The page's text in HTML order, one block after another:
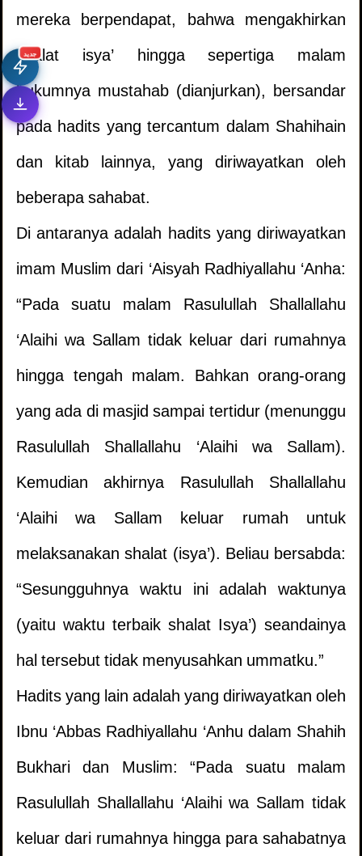
جديد
mereka berpendapat, bahwa mengakhirkan
shalat isya’ hingga sepertiga malam
hukumnya mustahab (dianjurkan), bersandar
pada hadits yang tercantum dalam Shahihain
dan kitab lainnya, yang diriwayatkan oleh
beberapa sahabat.
Di antaranya adalah hadits yang diriwayatkan
imam Muslim dari ‘Aisyah Radhiyallahu ‘Anha:
“Pada suatu malam Rasulullah Shallallahu
‘Alaihi wa Sallam tidak keluar dari rumahnya
hingga tengah malam. Bahkan orang-orang
yang ada di masjid sampai tertidur (menunggu
Rasulullah Shallallahu ‘Alaihi wa Sallam).
Kemudian akhirnya Rasulullah Shallallahu
‘Alaihi wa Sallam keluar rumah untuk
melaksanakan shalat (isya’). Beliau bersabda:
“Sesungguhnya waktu ini adalah waktunya
(yaitu waktu terbaik shalat Isya’) seandainya
hal tersebut tidak menyusahkan ummatku.”
Hadits yang lain adalah yang diriwayatkan oleh
Ibnu ‘Abbas Radhiyallahu ‘Anhu dalam Shahih
Bukhari dan Muslim: “Pada suatu malam
Rasulullah Shallallahu ‘Alaihi wa Sallam tidak
keluar dari rumahnya hingga para sahabatnya